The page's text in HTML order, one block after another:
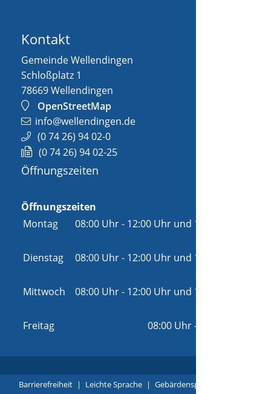
Kontakt
Gemeinde Wellendingen
Schloßplatz 1
78669Wellendingen
OpenStreetMap
info@wellendingen.de
(07426) 9402-0
(07426) 9402-25
Öffnungszeiten
Öffnungszeiten
Montag
08:00 Uhr- 12:00 Uhr und 14:00 Uhr
Dienstag
08:00 Uhr- 12:00 Uhr und 14:00 Uhr
Mittwoch
08:00 Uhr- 12:00 Uhr und 14:00 Uhr
Freitag
08:00 Uhr-
Barrierefreiheit | Leichte Sprache | Gebärdensprache